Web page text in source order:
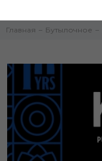
Главная Бутылочное